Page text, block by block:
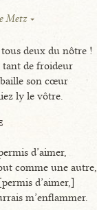
Metz
tous deux du nôtre !
tant de froideur
son cœur
ly le vôtre.
d’aimer,
comme une autre,
d’aimer,]
m’enflammer.